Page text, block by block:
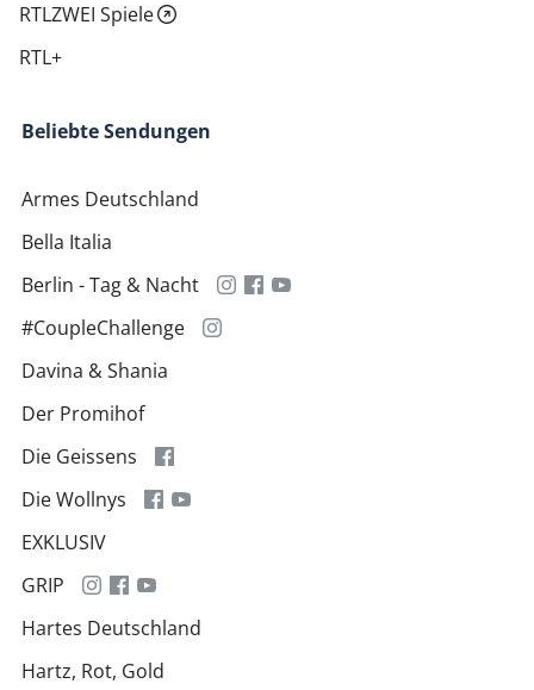
RTLZWEI Spiele
RTL+
Beliebte Sendungen
Armes Deutschland
Bella Italia
Berlin - Tag & Nacht
#CoupleChallenge
Davina & Shania
Der Promihof
Die Geissens
Die Wollnys
EXKLUSIV
GRIP
Hartes Deutschland
Hartz, Rot, Gold